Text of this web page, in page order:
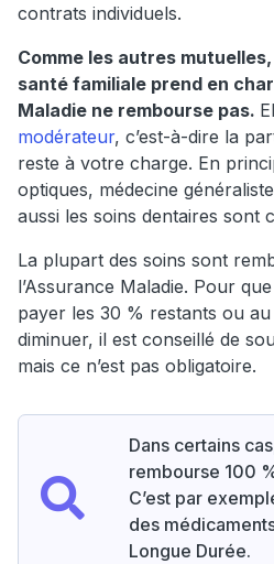
contrats individuels.
Comme les autres
santé familiale prend en
Maladie ne rembourse pas.
modérateur, c’est-à-dire la
reste à votre charge. En
optiques, médecine
aussi les soins dentaires sont
La plupart des soins sont
l’Assurance Maladie. Pour
payer les 30 % restants ou
diminuer, il est conseillé de
mais ce n’est pas obligatoire.
Dans certains
rembourse 100
C’est par
des
Longue Durée.